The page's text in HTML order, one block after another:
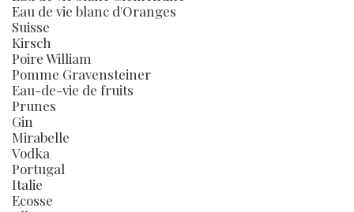
Eau de vie blanc d'Oranges
Suisse
Kirsch
Poire William
Pomme Gravensteiner
Eau-de-vie de fruits
Prunes
Gin
Mirabelle
Vodka
Portugal
Italie
Ecosse